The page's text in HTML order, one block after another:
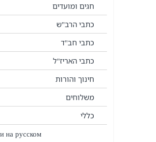
חגים ומועדים
כתבי הרב"ש
כתבי חב"ד
כתבי האריז"ל
חינוך והורות
משלוחים
כללי
на русском